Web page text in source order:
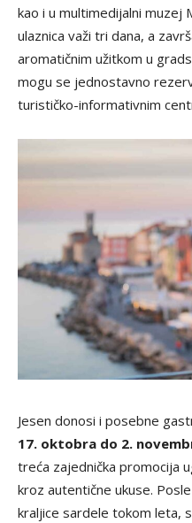
kao i u multimedijalni muzej
ulaznica važi tri dana, a
aromatičnim užitkom u
mogu se jednostavno
turističko-informativnim
Jesen donosi i posebne
17. oktobra do 2.
treća zajednička promocija
kroz autentične ukuse.
kraljice sardele tokom leta,